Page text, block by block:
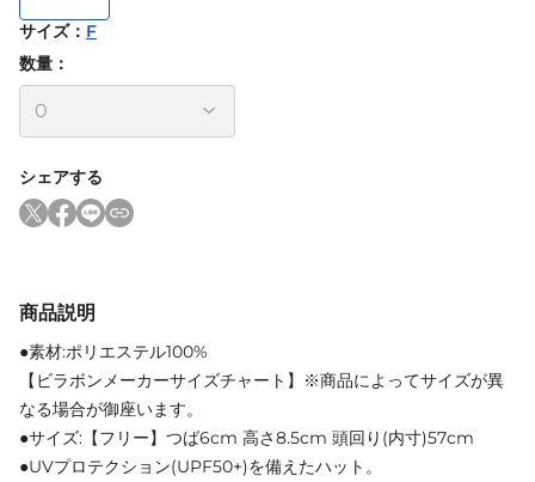
サイズ： F
数量：
シェアする
商品説明
●素材:ポリエステル100%
【ビラボンメーカーサイズチャート】※商品によってサイズが異
なる場合が御座います。
●サイズ:【フリー】つば6cm 高さ8.5cm 頭回り(内寸)57cm
●UVプロテクション(UPF50+)を備えたハット。